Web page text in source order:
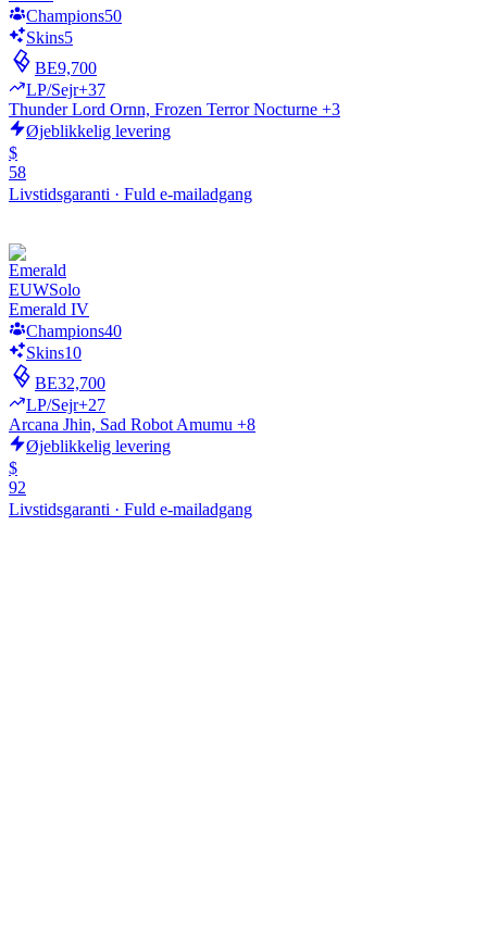
Champions50
Skins5
BE9,700
LP/Sejr+37
Thunder Lord Ornn, Frozen Terror Nocturne +3
Øjeblikkelig levering
$
58
Livstidsgaranti · Fuld e-mailadgang
EUWSolo
Emerald IV
Champions40
Skins10
BE32,700
LP/Sejr+27
Arcana Jhin, Sad Robot Amumu +8
Øjeblikkelig levering
$
92
Livstidsgaranti · Fuld e-mailadgang